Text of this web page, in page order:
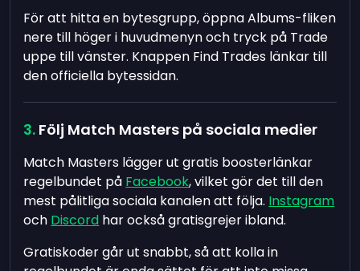
För att hitta en bytesgrupp, öppna Albums-fliken
nere till höger i huvudmenyn och tryck på Trade
uppe till vänster. Knappen Find Trades länkar till
den officiella bytessidan.
Följ Match Masters på sociala medier
Match Masters lägger ut gratis boosterlänkar
regelbundet på Facebook, vilket gör det till den
mest pålitliga sociala kanalen att följa. Instagram
och Discord har också gratisgrejer ibland.
Gratiskoder går ut snabbt, så att kolla in